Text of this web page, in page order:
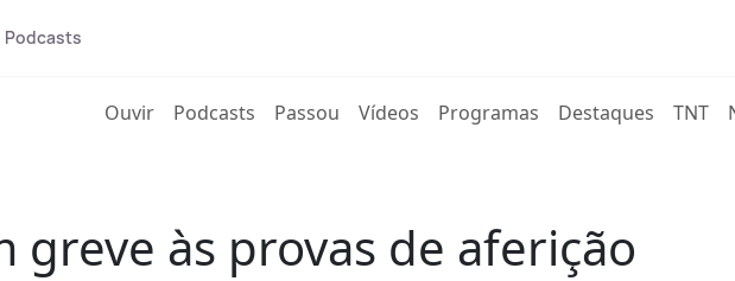
Podcasts
Ouvir(current)
Podcasts Passou Vídeos Programas Destaques TNT
greve às provas de aferição